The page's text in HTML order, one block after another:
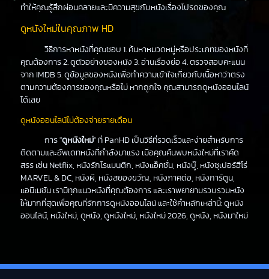
ทำให้คุณรู้สึกผ่อนคลายและมีความสุขกับหนังเรื่องโปรดของคุณ
ดูหนังใหม่ในคุณภาพ HD
วิธีการหาหนังที่คุณชอบ 1. ค้นหาหมวดหมู่หรือประเภทของหนังที่
คุณต้องการ 2. ดูตัวอย่างของหนัง 3. อ่านเรื่องย่อ 4. ตรวจสอบคะแนน
จาก IMDB 5. ดูข้อมูลของหนังเพื่อทำความเข้าใจเกี่ยวกับเนื้อหาว่าตรง
ตามความต้องการของคุณหรือไม่ หากถูกใจ คุณสามารถดูหนังออนไลน์
ได้เลย
ดูหนังออนไลน์ไม่ต้องจ่ายรายเดือน
การ "ดูหนังใหม่" ที่ PanHD เป็นวิธีที่รวดเร็วและง่ายสำหรับการ
ติดตามและอัพเดทหนังที่กำลังมาแรง เมื่อคุณค้นพบหนังใหม่ที่เราคัด
สรร เช่น Netflix, หนังรักโรแมนติก, หนังแอ็คชั่น, หนังบู๊, หนังซุเปอร์ฮีโร่
MARVEL & DC, หนังผี, หนังสยองขวัญ, หนังภาคต่อ, หนังการ์ตูน,
แอนิเมชัน เรามีทุกแนวหนังที่คุณต้องการ และเราพยายามรวบรวมหนัง
ให้มากที่สุดเพื่อคุณที่รักการดูหนังออนไลน์ และใช้คำหลักเหล่านี้: ดูหนัง
ออนไลน์, หนังใหม่, ดูหนัง, ดูหนังใหม่, หนังใหม่ 2026, ดูหนัง, หนังมาใหม่